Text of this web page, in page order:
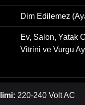
Dim Edilemez
Ev, Salon, Yatak
Vitrini ve Vurgu
220-240 Volt AC